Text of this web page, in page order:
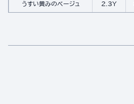
うすい黄みのベージュ 2.3Y